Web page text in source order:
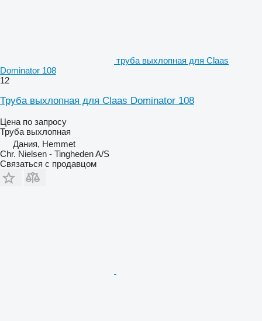
труба выхлопная для Claas
Dominator 108
12
Труба выхлопная для Claas Dominator 108
Цена по запросу
Труба выхлопная
Дания, Hemmet
Chr. Nielsen - Tingheden A/S
Связаться с продавцом